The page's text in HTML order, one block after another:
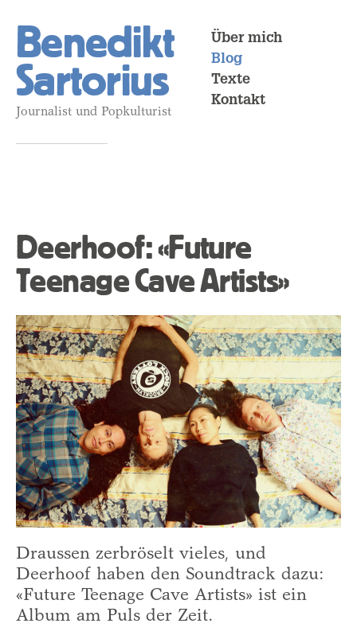
Benedikt
Sartorius
Journalist und Popkulturist
Über mich
Blog
Texte
Kontakt
Deerhoof: «Future
Teenage Cave Artists»
Draussen zerbröselt vieles, und
Deerhoof haben den Soundtrack dazu:
«Future Teenage Cave Artists» ist ein
Album am Puls der Zeit.